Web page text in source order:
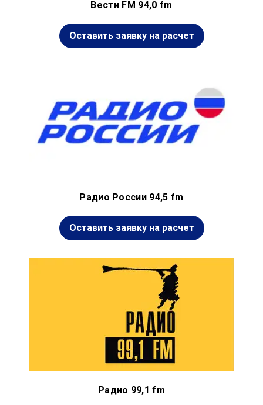
Вести FM 94,0 fm
Оставить заявку на расчет
Радио России 94,5 fm
Оставить заявку на расчет
Радио 99,1 fm